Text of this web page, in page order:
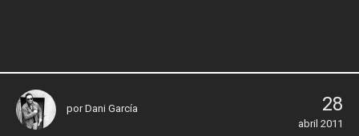
porDani García 28
abril 2011